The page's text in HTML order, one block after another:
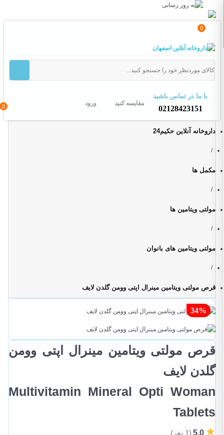
0
با ما در تماس باشید
02128423151
0 مقایسه کنید ورود
داروخانه آنلاین حکیم24
/
مکمل ها
/
مولتی ویتامین ها
/
مولتی ویتامین های بانوان
/
قرص مولتی ویتامین مینرال اپتی وومن گلدن لایف
34%
قرص مولتی ویتامین مینرال اپتی وومن
گلدن لایف
Multivitamin Mineral Opti Woman
Tablets
★
5.0 (1 نفر)